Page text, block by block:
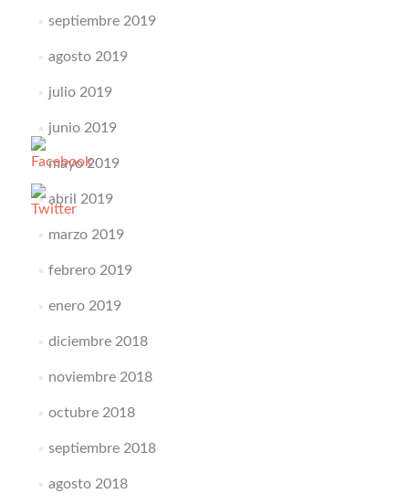
septiembre 2019
agosto 2019
julio 2019
junio 2019
mayo 2019
abril 2019
marzo 2019
febrero 2019
enero 2019
diciembre 2018
noviembre 2018
octubre 2018
septiembre 2018
agosto 2018